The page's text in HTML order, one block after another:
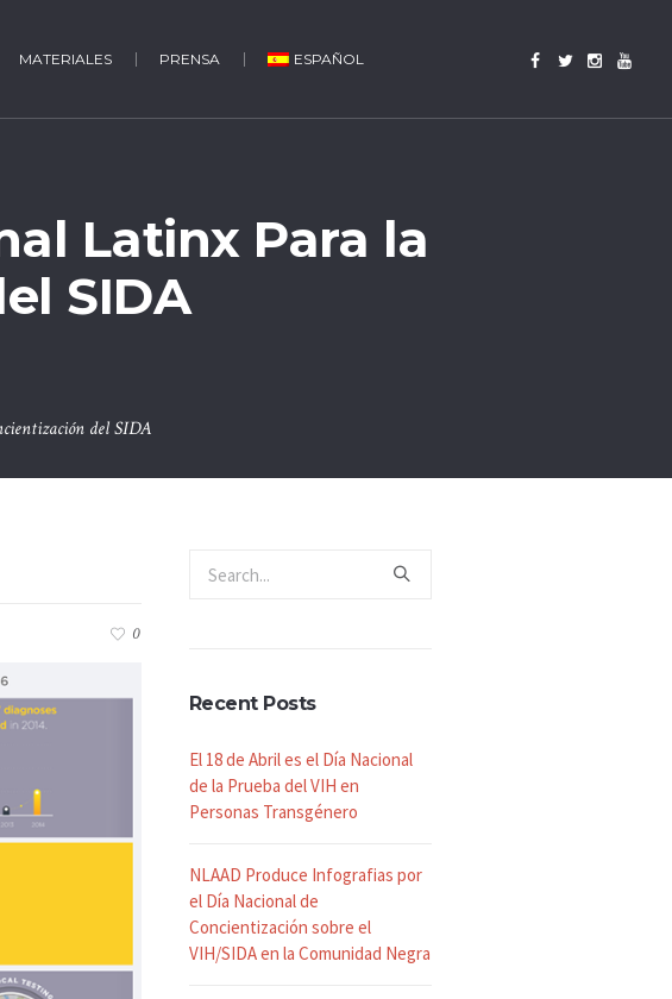
MATERIALES PRENSA ESPAÑOL
Latinx Para la
SIDA
del SIDA
0
Recent Posts
El 18 de Abril es el Día Nacional
de la Prueba del VIH en
Personas Transgénero
NLAAD Produce Infografias por
el Día Nacional de
Concientización sobre el
VIH/SIDA en la Comunidad Negra